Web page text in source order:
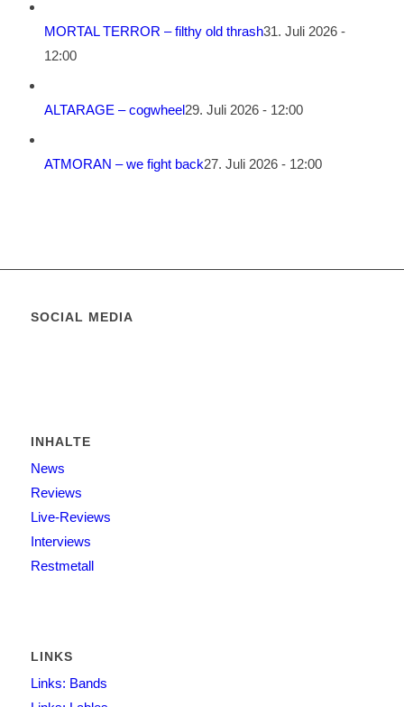
MORTAL TERROR – filthy old thrash31. Juli 2026 -
12:00
ALTARAGE – cogwheel29. Juli 2026 - 12:00
ATMORAN – we fight back27. Juli 2026 - 12:00
SOCIAL MEDIA
INHALTE
News
Reviews
Live-Reviews
Interviews
Restmetall
LINKS
Links: Bands